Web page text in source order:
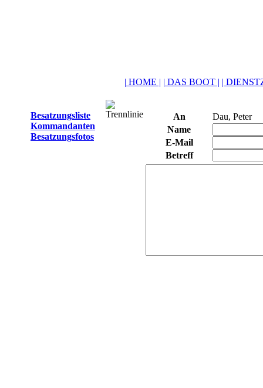
| HOME | | DAS BOOT | |
Besatzungsliste
Kommandanten
Besatzungsfotos
An
Dau, Peter
Name
E-Mail
Betreff